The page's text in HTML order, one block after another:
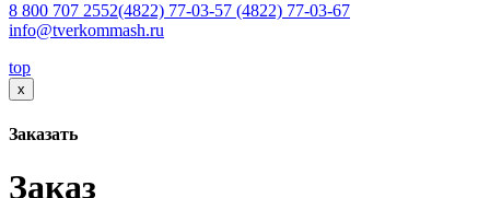
8 800 707 2552(4822) 77-03-57 (4822) 77-03-67
info@tverkommash.ru
top
x
Заказать
Заказ